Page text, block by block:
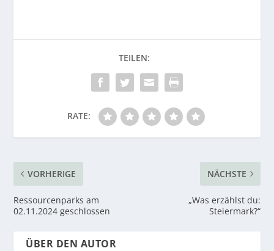
RATE:
VORHERIGE
Ressourcenparks am
02.11.2024 geschlossen
NÄCHSTE
„Was erzählst du:
Steiermark?“
ÜBER DEN AUTOR